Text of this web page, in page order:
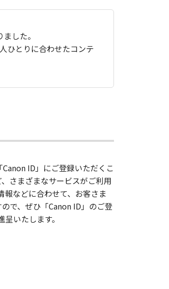
した。
ひとりに合わせたコンテ
ID」にご登録いただくこ
さまざまなサービスがご利用
などに合わせて、お客さま
で、ぜひ「Canon ID」のご登
いたします。